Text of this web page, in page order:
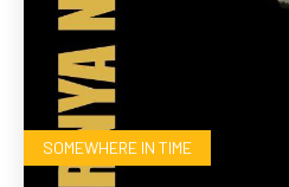
SOMEWHERE IN TIME